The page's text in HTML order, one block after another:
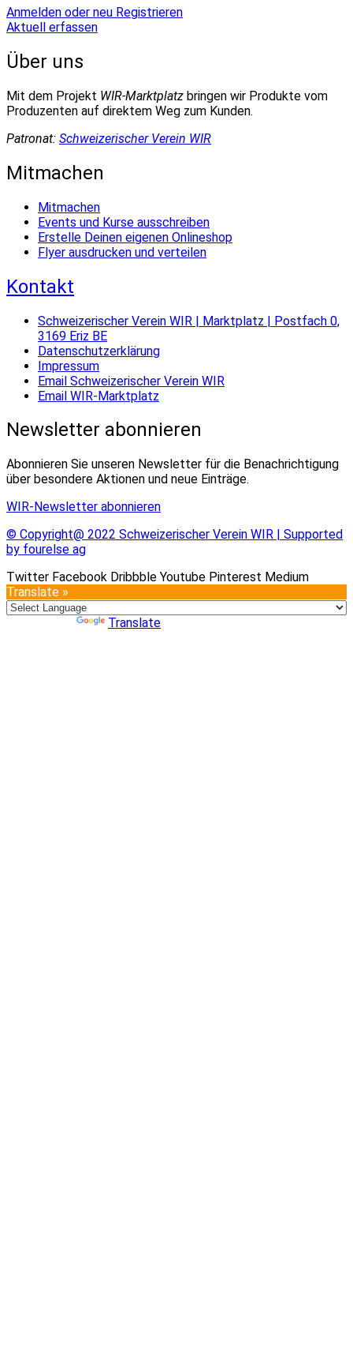
Anmelden oder neu Registrieren
Aktuell erfassen
Über uns
Mit dem Projekt WIR-Marktplatz bringen wir Produkte vom
Produzenten auf direktem Weg zum Kunden.
Patronat: Schweizerischer Verein WIR
Mitmachen
Mitmachen
Events und Kurse ausschreiben
Erstelle Deinen eigenen Onlineshop
Flyer ausdrucken und verteilen
Kontakt
Schweizerischer Verein WIR | Marktplatz | Postfach 0,
3169 Eriz BE
Datenschutzerklärung
Impressum
Email Schweizerischer Verein WIR
Email WIR-Marktplatz
Newsletter abonnieren
Abonnieren Sie unseren Newsletter für die Benachrichtigung
über besondere Aktionen und neue Einträge.
WIR-Newsletter abonnieren
© Copyright@ 2022 Schweizerischer Verein WIR | Supported
by fourelse ag
Twitter Facebook Dribbble Youtube Pinterest Medium
Translate »
Translate